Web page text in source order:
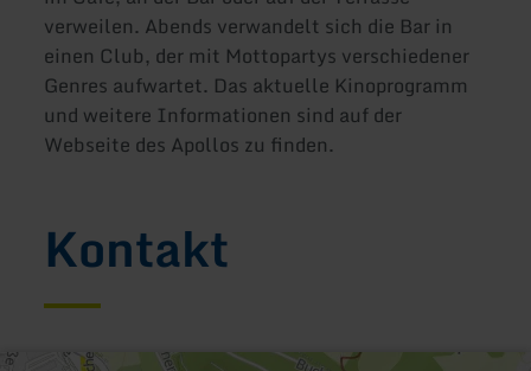
verweilen. Abends verwandelt sich die Bar in
einen Club, der mit Mottopartys verschiedener
Genres aufwartet. Das aktuelle Kinoprogramm
und weitere Informationen sind auf der
Webseite des Apollos zu finden.
Kontakt